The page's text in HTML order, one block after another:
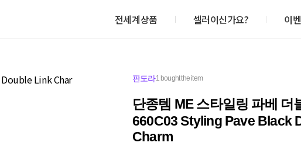
전세계상품 셀러이신가요? 이
판도라1 bought the item
단종템 ME 스타일링 파베 더
660C03 Styling Pave Black
Charm